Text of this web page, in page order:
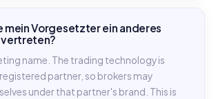
mein Vorgesetzter ein anderes
vertreten?
name. The trading technology is
partner, so brokers may
under that partner's brand. This is